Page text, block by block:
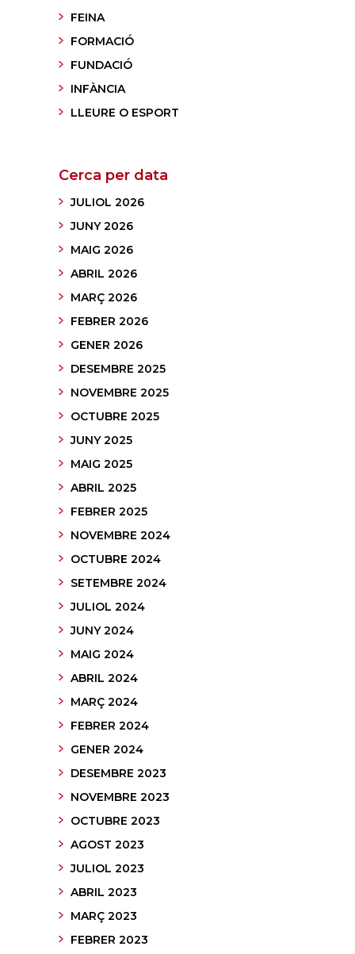
FEINA
FORMACIÓ
FUNDACIÓ
INFÀNCIA
LLEURE O ESPORT
Cerca per data
JULIOL 2026
JUNY 2026
MAIG 2026
ABRIL 2026
MARÇ 2026
FEBRER 2026
GENER 2026
DESEMBRE 2025
NOVEMBRE 2025
OCTUBRE 2025
JUNY 2025
MAIG 2025
ABRIL 2025
FEBRER 2025
NOVEMBRE 2024
OCTUBRE 2024
SETEMBRE 2024
JULIOL 2024
JUNY 2024
MAIG 2024
ABRIL 2024
MARÇ 2024
FEBRER 2024
GENER 2024
DESEMBRE 2023
NOVEMBRE 2023
OCTUBRE 2023
AGOST 2023
JULIOL 2023
ABRIL 2023
MARÇ 2023
FEBRER 2023